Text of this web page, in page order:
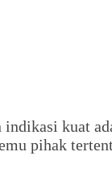
kuat
pihak